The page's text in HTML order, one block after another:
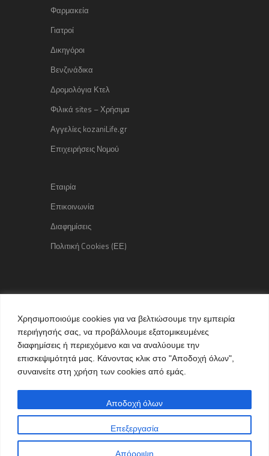
Χρησιμοποιούμε cookies για να βελτιώσουμε την εμπειρία
περιήγησής σας, να προβάλλουμε εξατομικευμένες
διαφημίσεις ή περιεχόμενο και να αναλύουμε την
επισκεψιμότητά μας. Κάνοντας κλικ στο "Αποδοχή όλων",
συναινείτε στη χρήση των cookies από εμάς.
Επεξεργασία
Απόρριψη
Αποδοχή όλων
Φαρμακεία
Γιατροί
Δικηγόροι
Βενζινάδικα
Δρομολόγια Κτελ
Φιλικά sites – Χρήσιμα
Αγγελίες kozaniLife.gr
Επιχειρήσεις Νομού
Εταιρία
Επικοινωνία
Διαφημίσεις
Πολιτική Cookies (ΕΕ)
Copyright © 2015 kozaniLife.gr
All Rights reserved
Internet Services & Advertisement
by kozaniLife.gr